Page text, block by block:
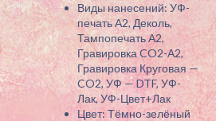
Виды нанесений: УФ-
печать А2, Деколь,
Тампопечать А2,
Гравировка CO2-А2,
Гравировка Круговая —
CO2, УФ — DTF, УФ-
Лак, УФ-Цвет+Лак
Цвет: Тёмно-зелёный